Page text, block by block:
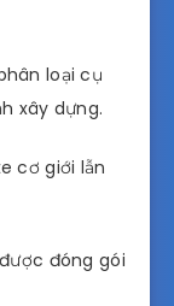
loại cụ
xây dựng.
cơ giới lẫn
đóng gói